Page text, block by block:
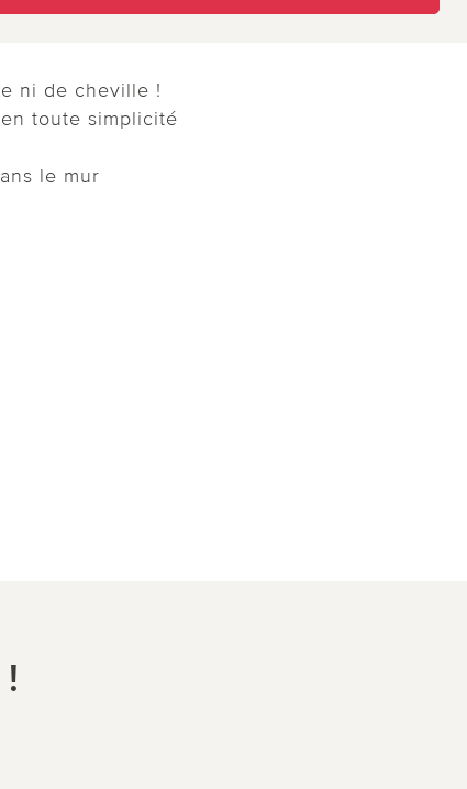
ni de cheville !
toute simplicité
le mur